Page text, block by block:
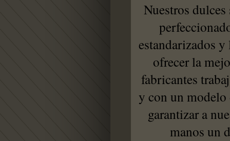
Nuestros
estandarizados
ofrecer la
fabricantes
y con un modelo
garantizar a
manos un